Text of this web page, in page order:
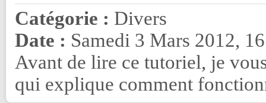
Catégorie : Divers
Date : Samedi 3 Mars 2012,
Avant de lire ce tutoriel, je
qui explique comment